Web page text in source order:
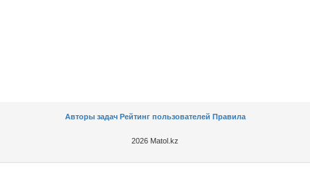
Авторы задач Рейтинг пользователей Правила
2026 Matol.kz